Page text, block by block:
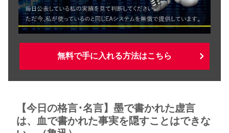
無料で手に入れる方法はこちら
【今日の格言･名言】墨で書かれた虚言
は、血で書かれた事実を隠すことはできな